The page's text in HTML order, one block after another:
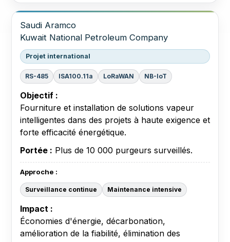
Saudi Aramco
Kuwait National Petroleum Company
Projet international
RS-485 ISA100.11a LoRaWAN NB-IoT
Objectif :
Fourniture et installation de solutions vapeur
intelligentes dans des projets à haute exigence et
forte efficacité énergétique.
Portée : Plus de 10 000 purgeurs surveillés.
Approche :
Surveillance continue Maintenance intensive
Impact :
Économies d'énergie, décarbonation,
amélioration de la fiabilité, élimination des